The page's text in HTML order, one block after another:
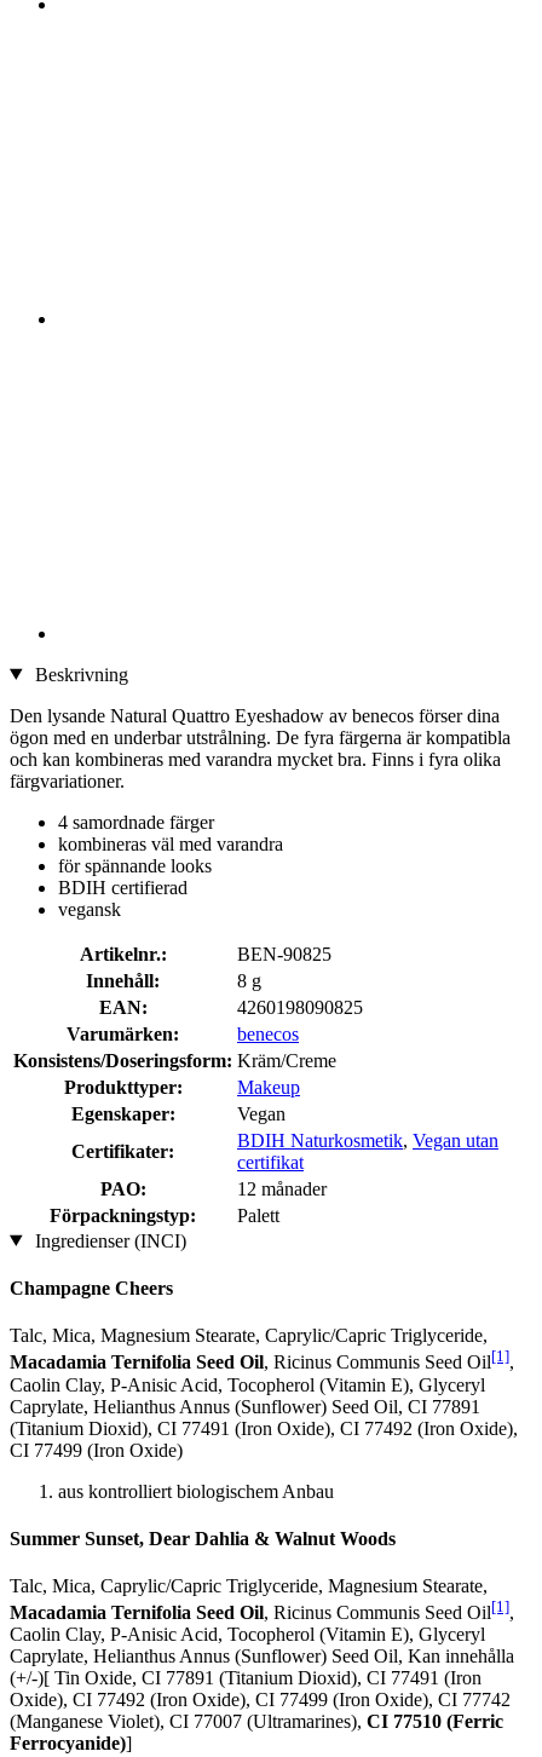
Beskrivning
Den lysande Natural Quattro Eyeshadow av benecos förser dina
ögon med en underbar utstrålning. De fyra färgerna är kompatibla
och kan kombineras med varandra mycket bra. Finns i fyra olika
färgvariationer.
4 samordnade färger
kombineras väl med varandra
för spännande looks
BDIH certifierad
vegansk
Artikelnr.:
BEN-90825
Innehåll:
8 g
EAN:
4260198090825
Varumärken:
benecos
Konsistens/Doseringsform: Kräm/Creme
Produkttyper:
Makeup
Egenskaper:
Vegan
Certifikater:
BDIH Naturkosmetik, Vegan utan
certifikat
PAO:
12 månader
Förpackningstyp:
Palett
Ingredienser (INCI)
Champagne Cheers
Talc, Mica, Magnesium Stearate, Caprylic/Capric Triglyceride,
Macadamia Ternifolia Seed Oil, Ricinus Communis Seed Oil[1],
Caolin Clay, P-Anisic Acid, Tocopherol (Vitamin E), Glyceryl
Caprylate, Helianthus Annus (Sunflower) Seed Oil, CI 77891
(Titanium Dioxid), CI 77491 (Iron Oxide), CI 77492 (Iron Oxide),
CI 77499 (Iron Oxide)
aus kontrolliert biologischem Anbau
Summer Sunset, Dear Dahlia & Walnut Woods
Talc, Mica, Caprylic/Capric Triglyceride, Magnesium Stearate,
Macadamia Ternifolia Seed Oil, Ricinus Communis Seed Oil[1],
Caolin Clay, P-Anisic Acid, Tocopherol (Vitamin E), Glyceryl
Caprylate, Helianthus Annus (Sunflower) Seed Oil, Kan innehålla
(+/-)[ Tin Oxide, CI 77891 (Titanium Dioxid), CI 77491 (Iron
Oxide), CI 77492 (Iron Oxide), CI 77499 (Iron Oxide), CI 77742
(Manganese Violet), CI 77007 (Ultramarines) , CI 77510 (Ferric
Ferrocyanide)]